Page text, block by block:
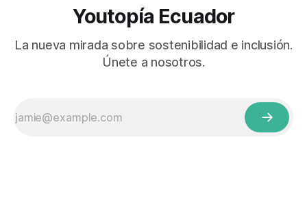
Youtopía Ecuador
La nueva mirada sobre sostenibilidad e inclusión.
Únete a nosotros.